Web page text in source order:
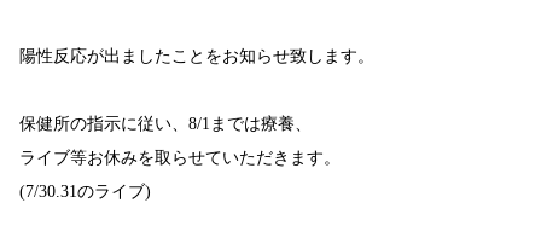
陽性反応が出ましたことをお知らせ致します。
保健所の指示に従い、 8/1 までは療養、
ライブ等お休みを取らせていただきます。
(7/30.31のライブ)